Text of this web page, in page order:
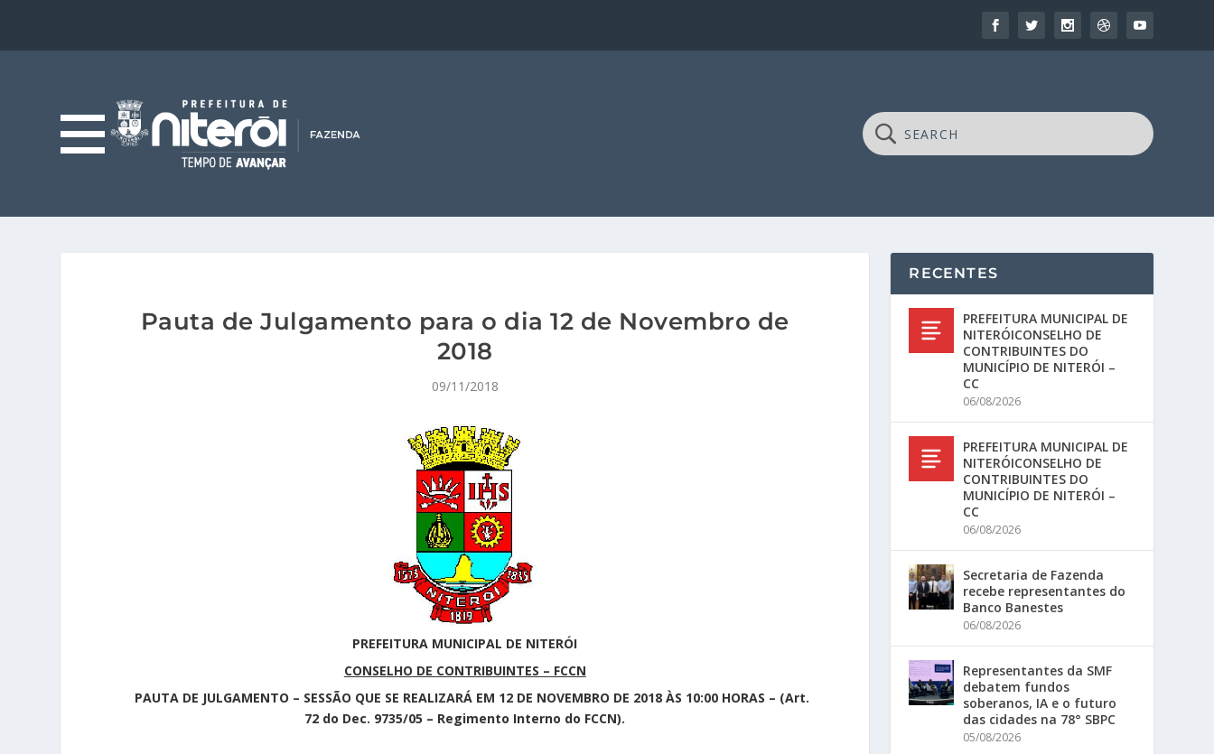
Pauta de Julgamento para o dia 12 de Novembro de
2018
09/11/2018
PREFEITURA MUNICIPAL DE NITERÓI
CONSELHO DE CONTRIBUINTES – FCCN
PAUTA DE JULGAMENTO – SESSÃO QUE SE REALIZARÁ EM 12 DE NOVEMBRO DE 2018 ÀS 10:00 HORAS – (Art.
72 do Dec. 9735/05 – Regimento Interno do FCCN).
RECENTES
PREFEITURA MUNICIPAL DE
NITERÓICONSELHO DE
CONTRIBUINTES DO
MUNICÍPIO DE NITERÓI –
CC
06/08/2026
PREFEITURA MUNICIPAL DE
NITERÓICONSELHO DE
CONTRIBUINTES DO
MUNICÍPIO DE NITERÓI –
CC
06/08/2026
Secretaria de Fazenda
recebe representantes do
Banco Banestes
06/08/2026
Representantes da SMF
debatem fundos
soberanos, IA e o futuro
das cidades na 78° SBPC
05/08/2026